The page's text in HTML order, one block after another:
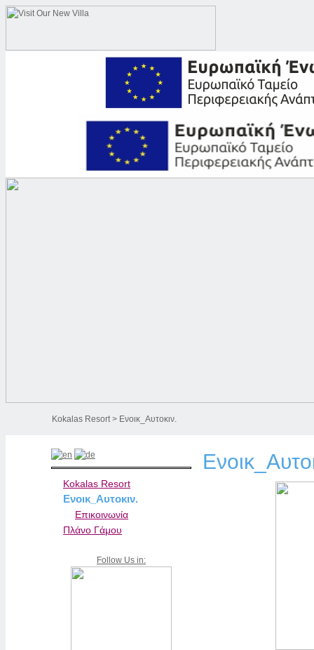
Kokalas Resort> Ενοικ_Αυτοκιν.
Kokalas Resort
Ενοικ_Αυτοκιν.
Επικοινωνία
Πλάνο Γάμου
Follow Us in: